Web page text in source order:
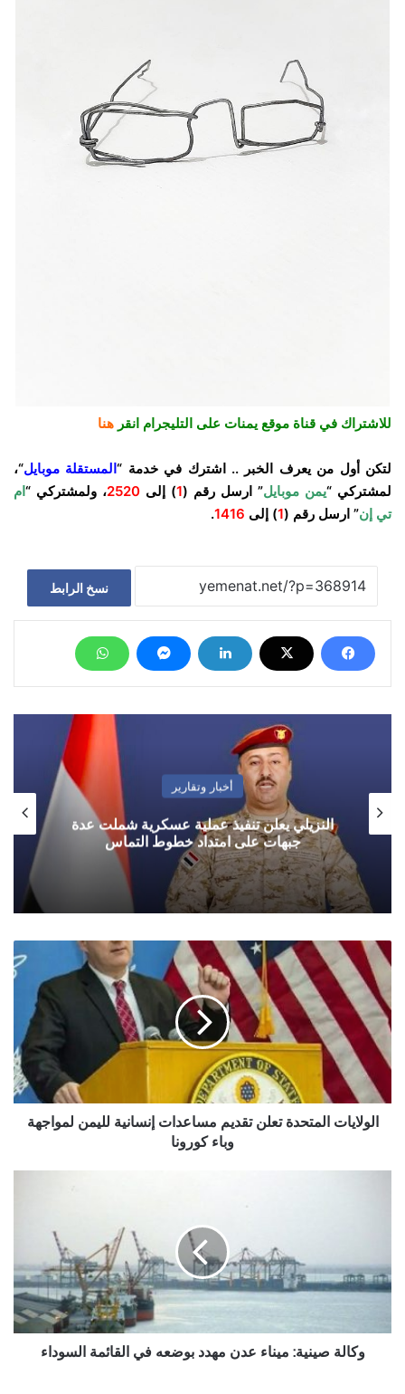
للاشتراك في قناة موقع يمنات على التليجرام انقر هنا
لتكن أول من يعرف الخبر .. اشترك في خدمة “المستقلة موبايل“،
لمشتركي “يمن موبايل” ارسل رقم (1) إلى 2520، ولمشتركي “ ام
تي إن” ارسل رقم (1) إلى 1416
.
نسخ الرابط
أخبار وتقارير
النزيلي يعلن تنفيذ عملية عسكرية شملت عدة
جبهات على امتداد خطوط التماس
الولايات
المتحدة
تعلن
تقديم
مساعدات
إنسانية
لليمن
لمواجهة
وباء
كورونا
الولايات المتحدة تعلن تقديم مساعدات إنسانية لليمن لمواجهة
وباء كورونا
بوضعه
في
السوداء
وكالة صينية: ميناء عدن مهدد بوضعه في القائمة السوداء